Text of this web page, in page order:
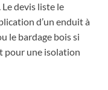
devis liste le
d’un enduit à
le bardage bois si
pour une isolation